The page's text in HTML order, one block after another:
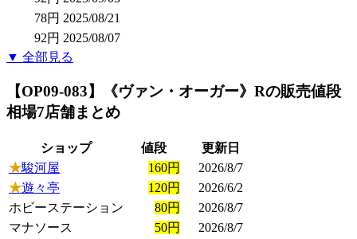
78円 2025/08/21
92円 2025/08/07
▼ 全部見る
【OP09-083】《ヴァン・オーガー》Rの販売値段
相場7店舗まとめ
ショップ 値段
更新日
★駿河屋 160円
2026/8/7
★遊々亭 120円
2026/6/2
ホビーステーション
80円
2026/8/7
マナソース
50円
2026/8/7